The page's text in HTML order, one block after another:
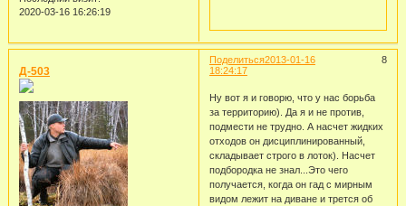
2020-03-16 16:26:19
Поделиться 8
2013-01-16
18:24:17
Д-503
Ну вот я и говорю, что у нас борьба
за территорию). Да я и не против,
подмести не трудно. А насчет жидких
отходов он дисциплинированный,
складывает строго в лоток). Насчет
подбородка не знал...Это чего
получается, когда он гад с мирным
видом лежит на диване и трется об